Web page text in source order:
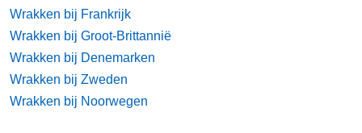
Wrakken bij Frankrijk
Wrakken bij Groot-Brittannië
Wrakken bij Denemarken
Wrakken bij Zweden
Wrakken bij Noorwegen